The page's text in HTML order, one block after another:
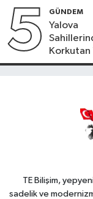
5 GÜNDEM
Yalova
Korkutan
TE Bilişim,
sadelik ve